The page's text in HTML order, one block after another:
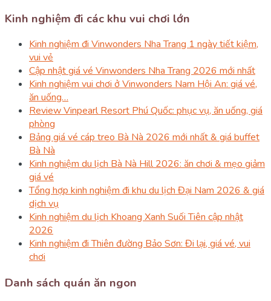
Kinh nghiệm đi các khu vui chơi lớn
Kinh nghiệm đi Vinwonders Nha Trang 1 ngày tiết kiệm,
vui vẻ
Cập nhật giá vé Vinwonders Nha Trang 2026 mới nhất
Kinh nghiệm vui chơi ở Vinwonders Nam Hội An: giá vé,
ăn uống…
Review Vinpearl Resort Phú Quốc: phục vụ, ăn uống, giá
phòng
Bảng giá vé cáp treo Bà Nà 2026 mới nhất & giá buffet
Bà Nà
Kinh nghiệm du lịch Bà Nà Hill 2026: ăn chơi & mẹo giảm
giá vé
Tổng hợp kinh nghiệm đi khu du lịch Đại Nam 2026 & giá
dịch vụ
Kinh nghiệm du lịch Khoang Xanh Suối Tiên cập nhật
2026
Kinh nghiệm đi Thiên đường Bảo Sơn: Đi lại, giá vé, vui
chơi
Danh sách quán ăn ngon